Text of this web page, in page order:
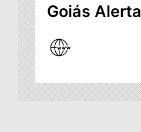
Goiás Alerta